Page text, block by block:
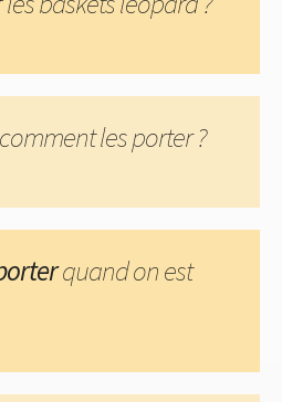
les porter ?
quand on est